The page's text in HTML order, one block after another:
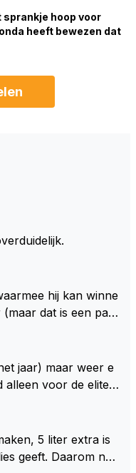
hoop voor
heeft bewezen dat
hij kan winne
dat is een par
jaar) maar weer e
alleen voor de elite t
5 liter extra is
geeft. Daarom ne